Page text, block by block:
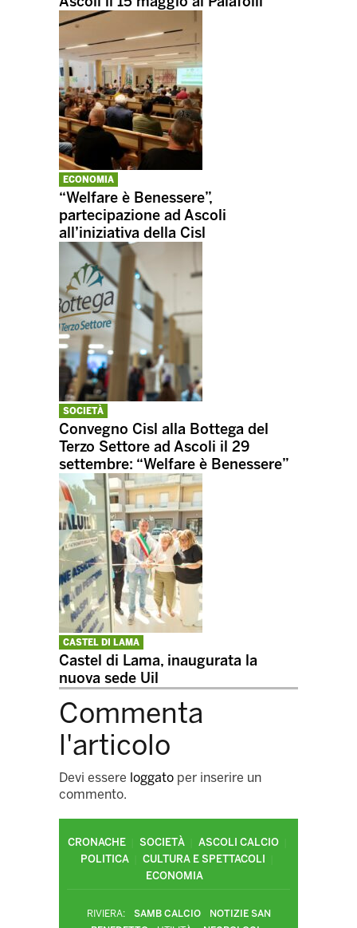
ECONOMIA
“Welfare è Benessere”,
partecipazione ad Ascoli
all’iniziativa della Cisl
SOCIETÀ
Convegno Cisl alla Bottega del
Terzo Settore ad Ascoli il 29
settembre: “Welfare è Benessere”
CASTEL DI LAMA
Castel di Lama, inaugurata la
nuova sede Uil
Commenta
l'articolo
Devi essere loggato per inserire un
commento.
CRONACHE SOCIETÀ
ASCOLI CALCIO
POLITICA
CULTURA E SPETTACOLI
ECONOMIA
RIVIERA: SAMB CALCIO
NOTIZIE SAN